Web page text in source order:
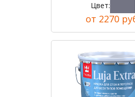
Цвет:
от 2270